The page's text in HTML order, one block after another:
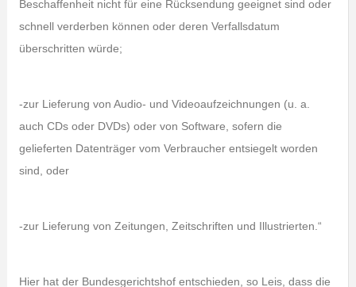
Beschaffenheit nicht für eine Rücksendung geeignet sind oder
schnell verderben können oder deren Verfallsdatum
überschritten würde;
-zur Lieferung von Audio- und Videoaufzeichnungen (u. a.
auch CDs oder DVDs) oder von Software, sofern die
gelieferten Datenträger vom Verbraucher entsiegelt worden
sind, oder
-zur Lieferung von Zeitungen, Zeitschriften und Illustrierten.“
Hier hat der Bundesgerichtshof entschieden, so Leis, dass die